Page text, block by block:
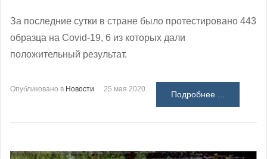
За последние сутки в стране было протестировано 443
образца на Covid-19, 6 из которых дали
положительный результат.
Опубликовано в Новости 25 мая 2020
Подробнее ...